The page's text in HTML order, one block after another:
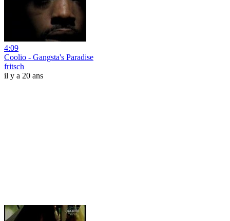
4:09
Coolio - Gangsta's Paradise
fritsch
il y a 20 ans